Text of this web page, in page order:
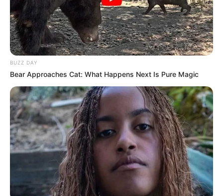
Ambyar! 10 Kalimat Baper
Pakai Bahasa Jawa Ini Bikin
Galau Abis
BUZZ DAY
Bear Approaches Cat: What Happens Next Is Pure Magic